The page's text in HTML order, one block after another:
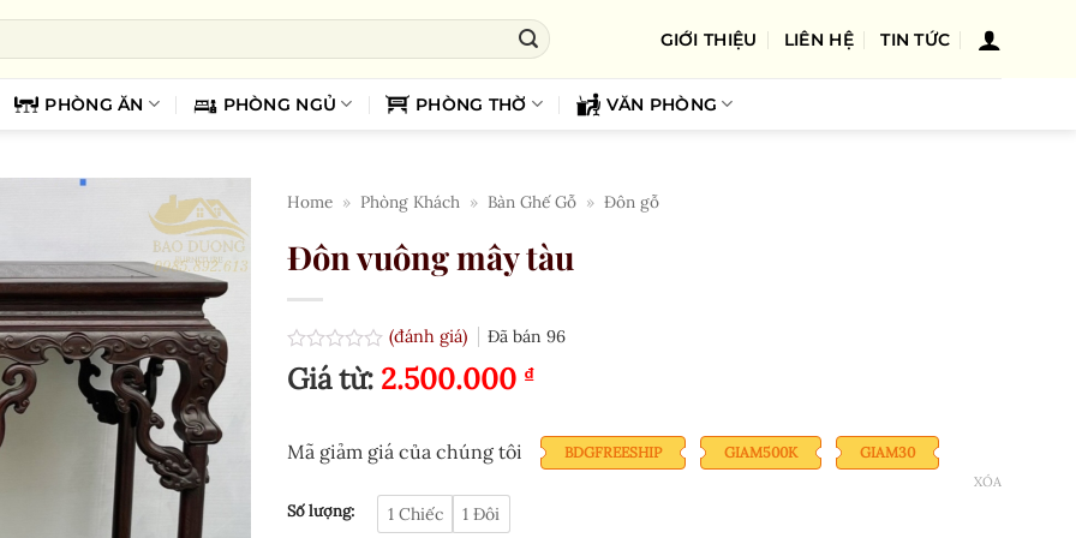
GIỚI THIỆU LIÊN HỆ TIN TỨC
PHÒNG ĂN PHÒNG NGỦ PHÒNG THỜ VĂN PHÒNG
Home » Phòng Khách » Bàn Ghế Gỗ » Đôn gỗ
Đôn vuông mây tàu
Được
xếp
5
sao
(đánh giá) Đã bán 96
Giá từ: 2.500.000 ₫
Mã giảm giá của chúng tôi BDGFREESHIP GIAM500K GIAM30
Số lượng: 1 Chiếc 1 Đôi
XÓA